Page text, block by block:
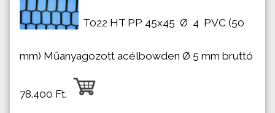
T022 HT PP 45x45 Ø 4 PVC (50
mm) Műanyagozott acélbowden Ø 5 mm bruttó
78.400 Ft.